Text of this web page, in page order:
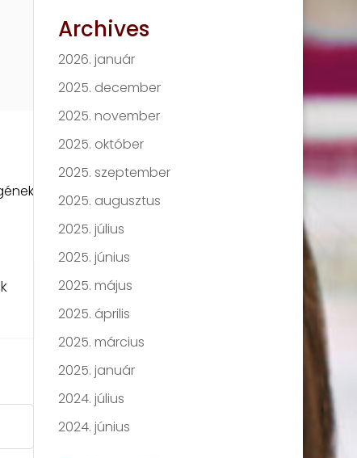
Archives
2026. január
2025. december
2025. november
2025. október
2025. szeptember
2025. augusztus
2025. július
2025. június
2025. május
2025. április
2025. március
2025. január
2024. július
2024. június